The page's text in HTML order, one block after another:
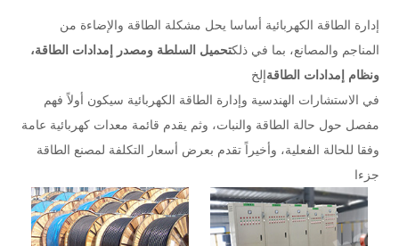
إدارة الطاقة الكهربائية أساسا يحل مشكلة الطاقة والإضاءة من
المناجم والمصانع، بما في ذلكتحميل السلطة ومصدر إمدادات الطاقة،
ونظام إمدادات الطاقةإلخ
في الاستشارات الهندسية وإدارة الطاقة الكهربائية سيكون أولاً فهم
مفصل حول حالة الطاقة والنبات، وثم يقدم قائمة معدات كهربائية عامة
وفقا للحالة الفعلية، وأخيراً تقدم بعرض أسعار التكلفة لمصنع الطاقة
جزءا